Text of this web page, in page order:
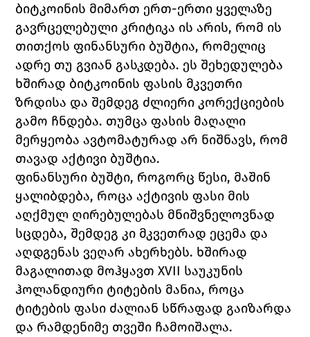
ბიტკოინის მიმართ ერთ-ერთი ყველაზე
გავრცელებული კრიტიკა ის არის, რომ ის
თითქოს ფინანსური ბუშტია, რომელიც
ადრე თუ გვიან გასკდება. ეს შეხედულება
ხშირად ბიტკოინის ფასის მკვეთრი
ზრდისა და შემდეგ ძლიერი კორექციების
გამო ჩნდება. თუმცა ფასის მაღალი
მერყეობა ავტომატურად არ ნიშნავს, რომ
თავად აქტივი ბუშტია.
ფინანსური ბუშტი, როგორც წესი, მაშინ
ყალიბდება, როცა აქტივის ფასი მის
აღქმულ ღირებულებას მნიშვნელოვნად
სცდება, შემდეგ კი მკვეთრად ეცემა და
აღდგენას ვეღარ ახერხებს. ხშირად
მაგალითად მოჰყავთ XVII საუკუნის
ჰოლანდიური ტიტების მანია, როცა
ტიტების ფასი ძალიან სწრაფად გაიზარდა
და რამდენიმე თვეში ჩამოიშალა.